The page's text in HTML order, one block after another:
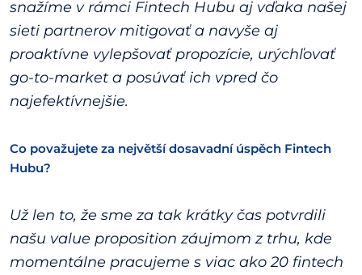
snažíme v rámci Fintech Hubu aj vďaka našej
sieti partnerov mitigovať a navyše aj
proaktívne vylepšovať propozície, urýchľovať
go-to-market a posúvať ich vpred čo
najefektívnejšie.
Co považujete za největší dosavadní úspěch Fintech
Hubu?
Už len to, že sme za tak krátky čas potvrdili
našu value proposition záujmom z trhu, kde
momentálne pracujeme s viac ako 20 fintech